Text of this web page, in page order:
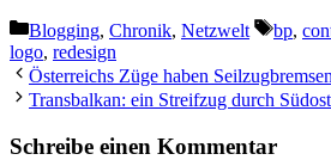
Kategorien
Blogging, Chronik, Netzwelt bp,
logo, redesign
Österreichs Züge haben Seilzugbremsen
Transbalkan: ein Streifzug durch
Schreibe einen Kommentar